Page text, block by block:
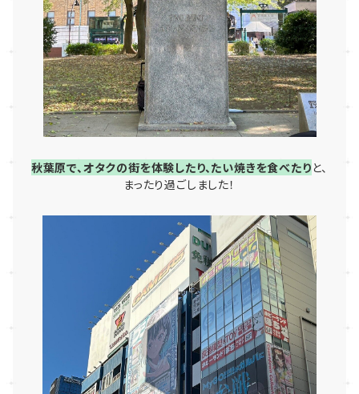
秋葉原で、オタクの街を体験したり、たい焼きを食べたりと、
まったり過ごしました！